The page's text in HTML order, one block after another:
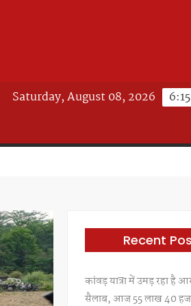
Saturday, August 08, 2026
Recent
कांवड़ यात्रा में उमड़ रहा है
सैलाब, आज 55 लाख 40